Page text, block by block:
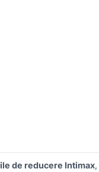
de reducere Intimax,